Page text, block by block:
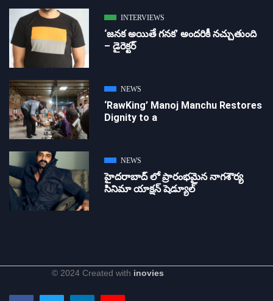
INTERVIEWS
‘జ‌న‌క అయితే గ‌న‌క‌’ అందరికీ నచ్చుతుంది
– డైరెక్ట‌ర్
NEWS
‘RawKing’ Manoj Manchu Restores
Dignity to a
NEWS
హైదరాబాద్ లో ప్రారంభమైన నాగశౌర్య
సినిమా యాక్షన్ షెడ్యూల్
© 2024 Created with inovies